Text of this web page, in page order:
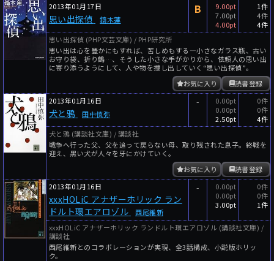
2013年01月17日
思い出探偵 鏑木蓮
B
9.00pt
7.00pt
4.00pt
1件
4件
4件
思い出探偵 (PHP文芸文庫) / PHP研究所
思い出は心を豊かにもすれば、苦しめもする―小さなガラス瓶、古い
お守り袋、折り鶴…、そうした小さな手がかりから、依頼人の思い出
に寄り添うようにして、人や物を捜し出していく“思い出探偵”。
読書登録
お気に入り
2013年01月16日
犬と鴉 田中慎弥
-
0.00pt
0.00pt
2.50pt
0件
0件
4件
犬と鴉 (講談社文庫) / 講談社
戦争へ行った父、父を追って戻らない母、取り残された息子。終戦を
迎え、黒い犬が人々を牙にかけていく。
読書登録
お気に入り
2013年01月16日
xxxHOLiC アナザーホリック ラン
ドルト環エアロゾル
西尾維新
-
0.00pt
0.00pt
3.00pt
0件
0件
1件
xxxHOLiC アナザーホリック ランドルト環エアロゾル (講談社文庫) /
講談社
西尾維新とのコラボレーションが実現、全3話構成、小説版ホリッ
ク。